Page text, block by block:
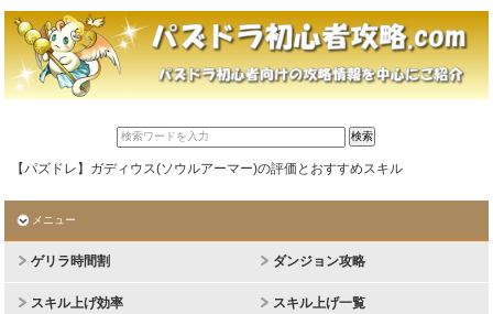
【パズドレ】ガディウス(ソウルアーマー)の評価とおすすめスキル
メニュー
ゲリラ時間割 ダンジョン攻略
スキル上げ効率 スキル上げ一覧